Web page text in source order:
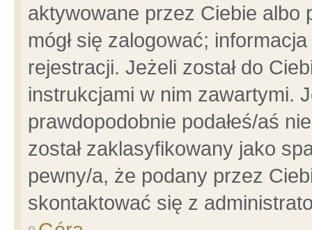
aktywowane przez Ciebie albo
mógł się zalogować;
rejestracji. Jeżeli został do
instrukcjami w nim zawartymi.
prawdopodobnie podałeś/aś
został zaklasyfikowany jako
pewny/a, że podany przez
skontaktować się z